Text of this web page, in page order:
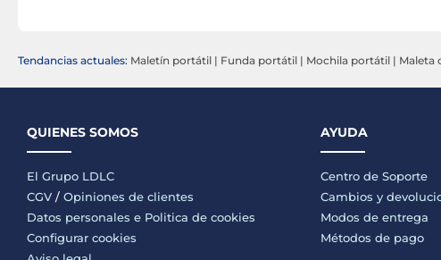
Tendancias actuales: Maletín portátil | Funda portátil | Mochila portátil | Maleta
QUIENES SOMOS
El Grupo LDLC
CGV / Opiniones de clientes
Datos personales e Politica de cookies
Configurar cookies
AYUDA
Centro de Soporte
Cambios y
Modos de entrega
Métodos de pago